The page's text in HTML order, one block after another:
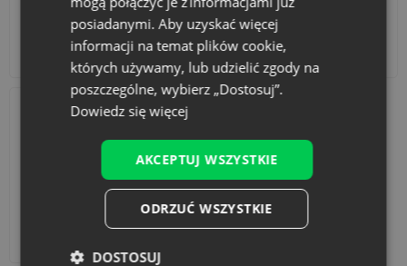
Akcesoria i dekoracje Zestawy
posiadanymi. Aby uzyskać więcej
informacji na temat plików cookie,
których używamy, lub udzielić zgody na
poszczególne, wybierz „Dostosuj”.
Dowiedz się więcej
AKCEPTUJ WSZYSTKIE
ODRZUĆ WSZYSTKIE
DOSTOSUJ